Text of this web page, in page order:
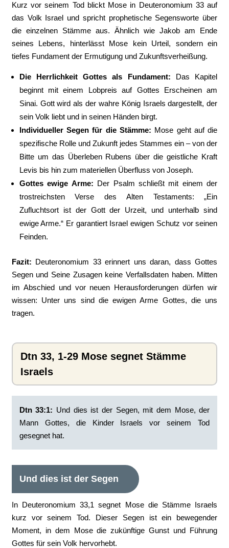
Kurz vor seinem Tod blickt Mose in Deuteronomium 33 auf
das Volk Israel und spricht prophetische Segensworte über
die einzelnen Stämme aus. Ähnlich wie Jakob am Ende
seines Lebens, hinterlässt Mose kein Urteil, sondern ein
tiefes Fundament der Ermutigung und Zukunftsverheißung.
Die Herrlichkeit Gottes als Fundament: Das Kapitel
beginnt mit einem Lobpreis auf Gottes Erscheinen am
Sinai. Gott wird als der wahre König Israels dargestellt, der
sein Volk liebt und in seinen Händen birgt.
Individueller Segen für die Stämme: Mose geht auf die
spezifische Rolle und Zukunft jedes Stammes ein – von der
Bitte um das Überleben Rubens über die geistliche Kraft
Levis bis hin zum materiellen Überfluss von Joseph.
Gottes ewige Arme: Der Psalm schließt mit einem der
trostreichsten Verse des Alten Testaments: „Ein
Zufluchtsort ist der Gott der Urzeit, und unterhalb sind
ewige Arme.“ Er garantiert Israel ewigen Schutz vor seinen
Feinden.
Fazit: Deuteronomium 33 erinnert uns daran, dass Gottes
Segen und Seine Zusagen keine Verfallsdaten haben. Mitten
im Abschied und vor neuen Herausforderungen dürfen wir
wissen: Unter uns sind die ewigen Arme Gottes, die uns
tragen.
Dtn 33, 1-29 Mose segnet Stämme
Israels
Dtn 33:1: ‭Und dies ist der Segen, mit dem Mose, der
Mann Gottes, die Kinder Israels vor seinem Tod
gesegnet hat.
Und dies ist der Segen
In Deuteronomium 33,1 segnet Mose die Stämme Israels
kurz vor seinem Tod. Dieser Segen ist ein bewegender
Moment, in dem Mose die zukünftige Gunst und Führung
Gottes für sein Volk hervorhebt.